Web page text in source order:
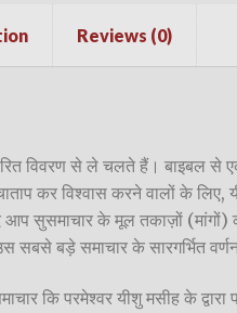
Reviews (0)
विवरण से ले चलते हैं। बाइबल से
कर विश्वास करने वालों के
आप सुसमाचार के मूल तकाज़ों
सबसे बड़े समाचार के सारगर्भित
कि परमेश्वर यीशु मसीह के